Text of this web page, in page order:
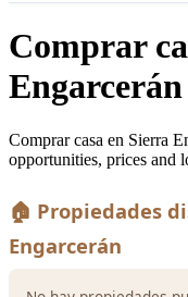
Comprar
Comprar casa en Sierra
opportunities, prices and
🏠 Propiedades
Engarcerán